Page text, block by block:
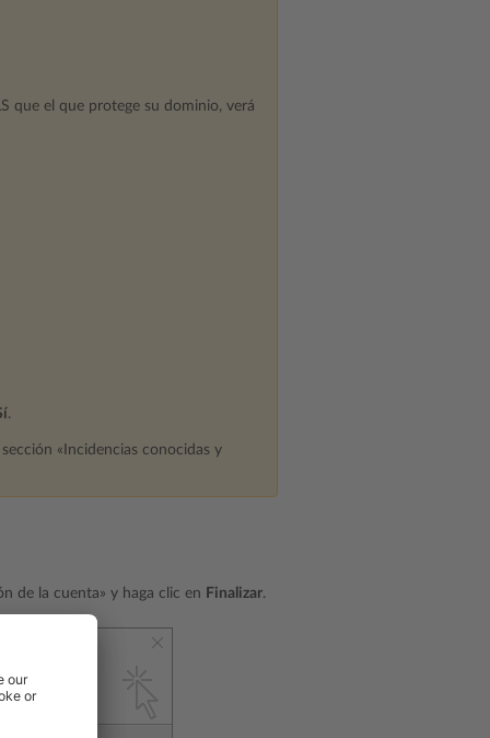
que el que protege su dominio, verá
.
«Incidencias conocidas y
de la cuenta» y haga clic en Finalizar.